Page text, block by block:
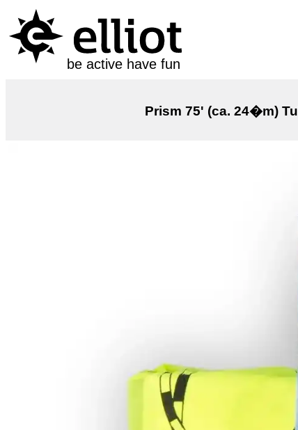
be active have fun
Prism 75' (ca. 24�m)